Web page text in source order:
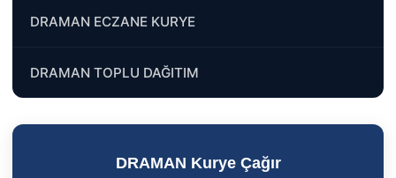
DRAMAN ECZANE KURYE
DRAMAN TOPLU DAĞITIM
DRAMAN Kurye Çağır